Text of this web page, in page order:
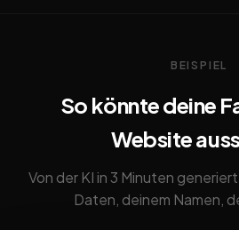
BEISPIEL
So könnte deine
Website
Von der KI in 3 Minuten
Daten, deinem Namen,